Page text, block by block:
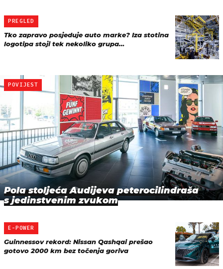
PREGLED
Tko zapravo posjeduje auto marke? Iza stotina
logotipa stoji tek nekoliko grupa…
POVIJEST
Pola stoljeća Audijeva peterocilindraša
s jedinstvenim zvukom
E-POWER
Guinnessov rekord: Nissan Qashqai prešao
gotovo 2000 km bez točenja goriva